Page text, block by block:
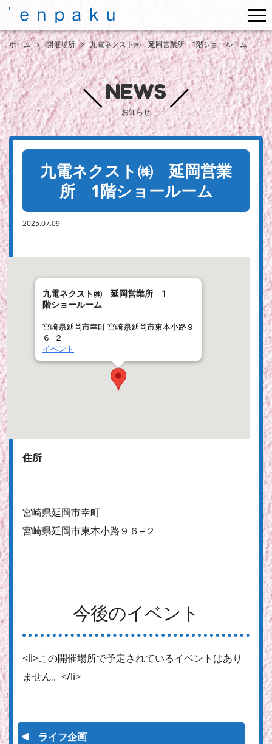
ホーム 開催場所 九電ネクスト㈱ 延岡営業所 1階ショールーム
NEWS
お知らせ
九電ネクスト㈱ 延岡営業
所 1階ショールーム
2025.07.09
九電ネクスト㈱ 延岡営業所 1
階ショールーム
宮崎県延岡市幸町 宮崎県延岡市東本小路９
６−２
イベント
住所
宮崎県延岡市幸町
宮崎県延岡市東本小路９６−２
今後のイベント
<li>この開催場所で予定されているイベントはあり
ません。</li>
ライフ企画